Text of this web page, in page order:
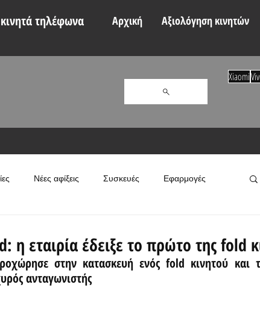
τηλέφωνα Αρχική Αξιολόγηση κινητών
Νέες αφίξεις Συσκευές Εφαρμογές
η εταιρία έδειξε το πρώτο της fold
στην κατασκευή ενός fold κινητού και
ανταγωνιστής
Xiaomi